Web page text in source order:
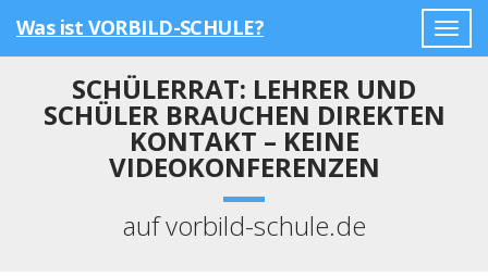
Was ist VORBILD-SCHULE?
SCHÜLERRAT: LEHRER UND
SCHÜLER BRAUCHEN DIREKTEN
KONTAKT – KEINE
VIDEOKONFERENZEN
auf vorbild-schule.de